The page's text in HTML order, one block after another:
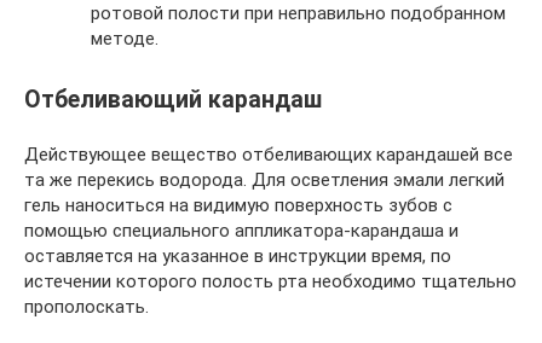
ротовой полости при неправильно подобранном
методе.
Отбеливающий карандаш
Действующее вещество отбеливающих карандашей все
та же перекись водорода. Для осветления эмали легкий
гель наноситься на видимую поверхность зубов с
помощью специального аппликатора-карандаша и
оставляется на указанное в инструкции время, по
истечении которого полость рта необходимо тщательно
прополоскать.